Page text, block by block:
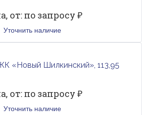
от: по запросу ₽
Уточнить наличие
«Новый Шилкинский», 113,95
от: по запросу ₽
Уточнить наличие